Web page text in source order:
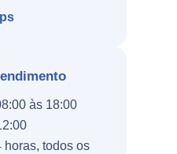
às 18:00
horas, todos os